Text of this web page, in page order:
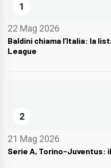
1
22 Mag 2026
Baldini chiama l’Italia: la
League
2
21 Mag 2026
Serie A, Torino-Juventus: